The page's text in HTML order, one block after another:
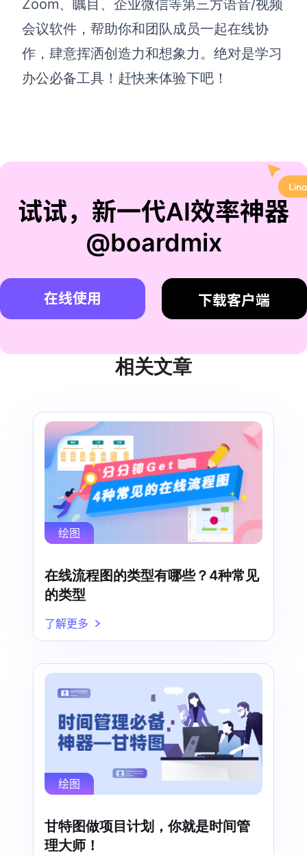
Zoom、瞩目、企业微信等第三方语音/视频
会议软件，帮助你和团队成员一起在线协
作，肆意挥洒创造力和想象力。绝对是学习
办公必备工具！赶快来体验下吧！
试试，新一代AI效率神器
@boardmix
在线使用 下载客户端
相关文章
绘图
在线流程图的类型有哪些？4种常见
的类型
了解更多
绘图
甘特图做项目计划，你就是时间管
理大师！